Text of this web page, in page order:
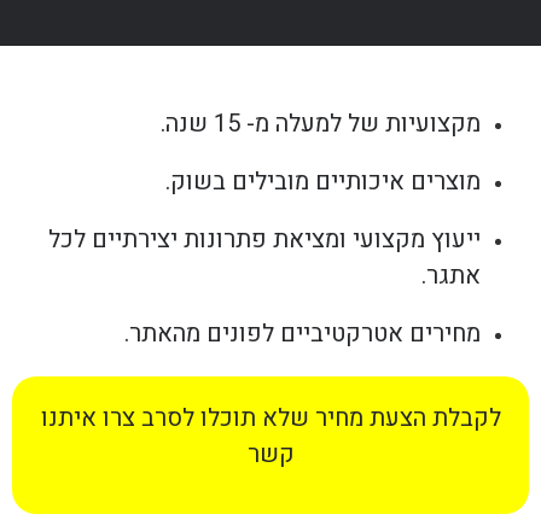
מקצועיות של למעלה מ- 15 שנה.
מוצרים איכותיים מובילים בשוק.
ייעוץ מקצועי ומציאת פתרונות יצירתיים לכל
אתגר.
מחירים אטרקטיביים לפונים מהאתר.
לקבלת הצעת מחיר שלא תוכלו לסרב צרו איתנו
קשר